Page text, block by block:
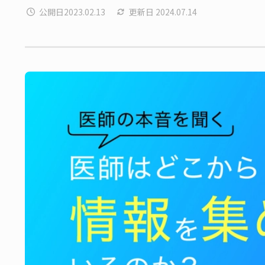
公開日2023.02.13 更新日 2024.07.14